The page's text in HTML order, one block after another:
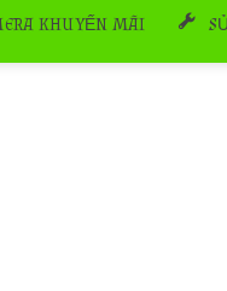
KHUYẾN MÃI